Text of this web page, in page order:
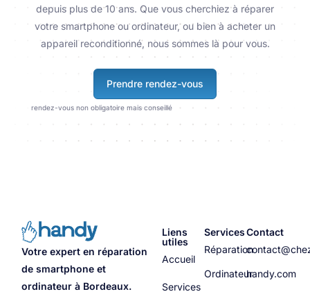
depuis plus de 10 ans. Que vous cherchiez à réparer
votre smartphone ou ordinateur, ou bien à acheter un
appareil reconditionné, nous sommes là pour vous.
Prendre rendez-vous
rendez-vous non obligatoire mais conseillé
Votre expert en réparation
de smartphone et
ordinateur à Bordeaux.
Liens
utiles
Accueil
Services
Services
Réparation
Ordinateur
Contact
handy.com